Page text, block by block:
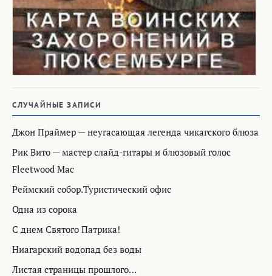
СЛУЧАЙНЫЕ ЗАПИСИ
Джон Праймер — неугасающая легенда чикагского блюза
Рик Вито — мастер слайд-гитары и блюзовый голос
Fleetwood Mac
Реймский собор.Туристический офис
Одна из сорока
С днем Святого Патрика!
Ниагарский водопад без воды
Листая страницы прошлого…